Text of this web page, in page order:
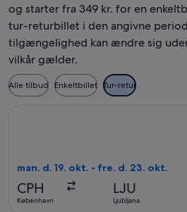
og starter fra 349 kr. for en
tur-returbillet i den angivne
tilgængelighed kan ændre sig
vilkår gælder.
Alle tilbud Enkeltbillet Tur-retur
man. d. 19. okt. - fre. d. 23. okt.
CPH
København
LJU
Ljubljana